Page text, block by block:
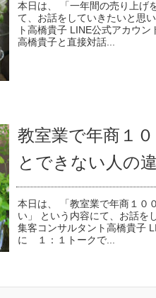
本日は、 「一年間の売り上げ
て、お話をしていきたいと思
ト高橋貴子 LINE公式アカウ
高橋貴子と直接対話...
教室業で年商１
とできない人の
本日は、 「教室業で年商１０
い」 という内容にて、お話を
集客コンサルタント高橋貴子
に １：１トークで...